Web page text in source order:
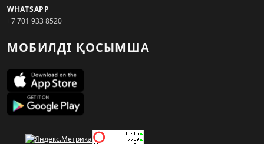
WHATSAPP
+7 701 933 8520
МОБИЛДІ ҚОСЫМША